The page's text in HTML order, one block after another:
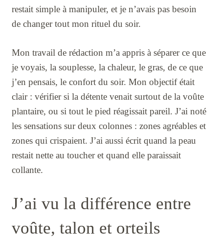
restait simple à manipuler, et je n’avais pas besoin
de changer tout mon rituel du soir.
Mon travail de rédaction m’a appris à séparer ce que
je voyais, la souplesse, la chaleur, le gras, de ce que
j’en pensais, le confort du soir. Mon objectif était
clair : vérifier si la détente venait surtout de la voûte
plantaire, ou si tout le pied réagissait pareil. J’ai noté
les sensations sur deux colonnes : zones agréables et
zones qui crispaient. J’ai aussi écrit quand la peau
restait nette au toucher et quand elle paraissait
collante.
J’ai vu la différence entre
voûte, talon et orteils